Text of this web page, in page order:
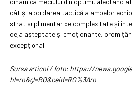
cât și abordarea tactică a ambelor
strat suplimentar de complexitate și
deja așteptate și emoționante,
excepțional.
Sursa articol / foto: https://
hl=ro&gl=RO&ceid=RO%3Aro